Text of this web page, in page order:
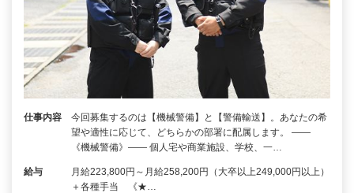
仕事内容
今回募集するのは【機械警備】と【警備輸送】。あなたの希
望や適性に応じて、どちらかの部署に配属します。 ――
《機械警備》―― 個人宅や商業施設、学校、一…
給与
月給223,800円～月給258,200円（大卒以上249,000円以上）
＋各種手当 《★…